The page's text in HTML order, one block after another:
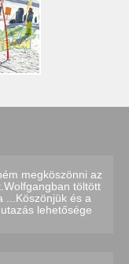
megköszönni az
töltött
...Köszönjük és a
lehetősége